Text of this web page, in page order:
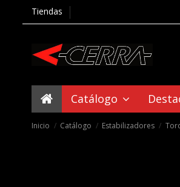
Tiendas
Catálogo
Inicio Catálogo Estabilizadores